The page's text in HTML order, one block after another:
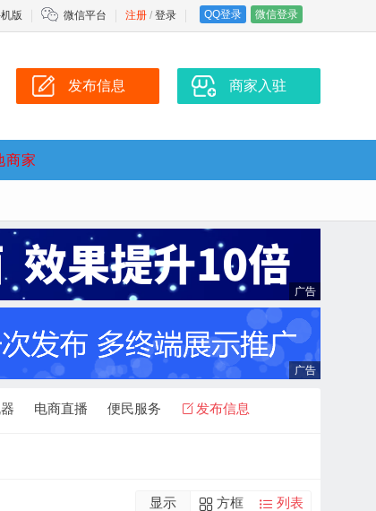
注册 / 登录 QQ登录 微信登录
版 微信平台
发布信息 商家入驻
商家
电商直播 便民服务 发布信息
显示 方框 列表